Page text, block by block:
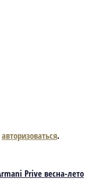
авторизоваться.